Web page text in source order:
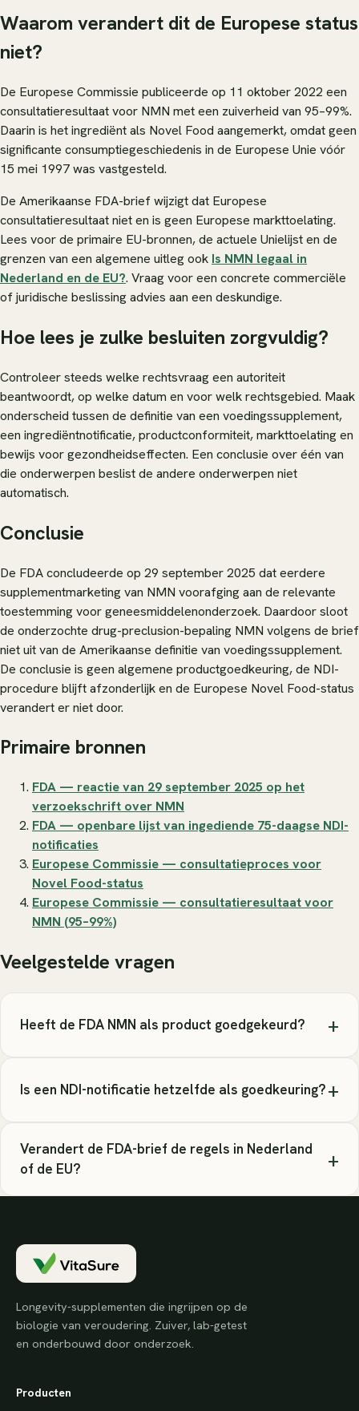
Waarom verandert dit de Europese status
niet?
De Europese Commissie publiceerde op 11 oktober 2022 een
consultatieresultaat voor NMN met een zuiverheid van 95–99%.
Daarin is het ingrediënt als Novel Food aangemerkt, omdat geen
significante consumptiegeschiedenis in de Europese Unie vóór
15 mei 1997 was vastgesteld.
De Amerikaanse FDA-brief wijzigt dat Europese
consultatieresultaat niet en is geen Europese markttoelating.
Lees voor de primaire EU-bronnen, de actuele Unielijst en de
grenzen van een algemene uitleg ook Is NMN legaal in
Nederland en de EU?. Vraag voor een concrete commerciële
of juridische beslissing advies aan een deskundige.
Hoe lees je zulke besluiten zorgvuldig?
Controleer steeds welke rechtsvraag een autoriteit
beantwoordt, op welke datum en voor welk rechtsgebied. Maak
onderscheid tussen de definitie van een voedingssupplement,
een ingrediëntnotificatie, productconformiteit, markttoelating en
bewijs voor gezondheidseffecten. Een conclusie over één van
die onderwerpen beslist de andere onderwerpen niet
automatisch.
Conclusie
De FDA concludeerde op 29 september 2025 dat eerdere
supplementmarketing van NMN voorafging aan de relevante
toestemming voor geneesmiddelenonderzoek. Daardoor sloot
de onderzochte drug-preclusion-bepaling NMN volgens de brief
niet uit van de Amerikaanse definitie van voedingssupplement.
De conclusie is geen algemene productgoedkeuring, de NDI-
procedure blijft afzonderlijk en de Europese Novel Food-status
verandert er niet door.
Primaire bronnen
FDA — reactie van 29 september 2025 op het
verzoekschrift over NMN
FDA — openbare lijst van ingediende 75-daagse NDI-
notificaties
Europese Commissie — consultatieproces voor
Novel Food-status
Europese Commissie — consultatieresultaat voor
NMN (95–99%)
Veelgestelde vragen
Heeft de FDA NMN als product goedgekeurd? +
Is een NDI-notificatie hetzelfde als goedkeuring?+
Verandert de FDA-brief de regels in Nederland
of de EU?
+
Longevity-supplementen die ingrijpen op de
biologie van veroudering. Zuiver, lab-getest
en onderbouwd door onderzoek.
Producten